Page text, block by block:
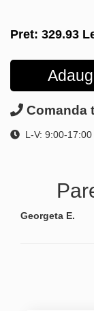
Pret: 329.93
Comanda
L-V: 9:00-17:00
Georgeta E.